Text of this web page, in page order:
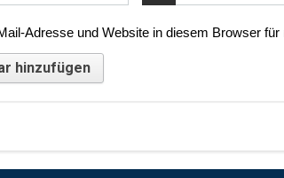
Adresse und Website in diesem Browser